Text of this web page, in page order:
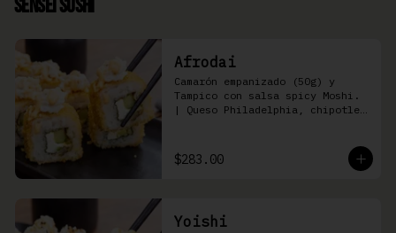
Sensei Sushi
Afrodai
Camarón empanizado (50g) y
Tampico con salsa spicy Moshi.
| Queso Philadelphia, chipotle,
$283.00
Yoishi